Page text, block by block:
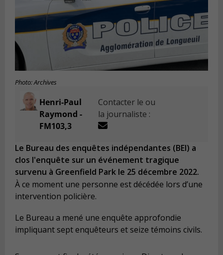
Photo: Archives
Henri-Paul
Raymond -
FM103,3
Contacter le ou
la journaliste :
Le Bureau des enquêtes indépendantes (BEI) a
clos l'enquête sur un événement tragique
survenu à Greenfield Park le 25 décembre 2022.
À ce moment une personne est décédée lors d’une
intervention policière.
Le Bureau a mené une enquête approfondie
impliquant sept enquêteurs et seize témoins civils.